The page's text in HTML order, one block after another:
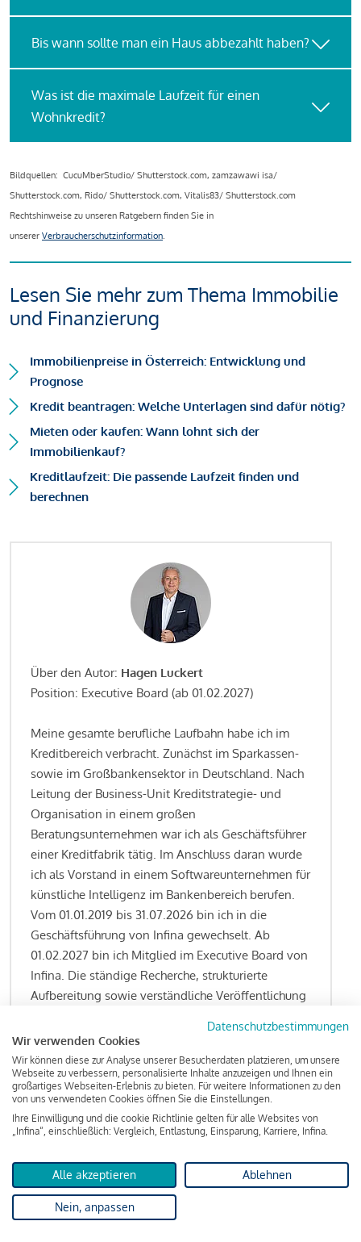
Bis wann sollte man ein Haus abbezahlt haben?
Was ist die maximale Laufzeit für einen
Wohnkredit?
Bildquellen: CucuMberStudio/ Shutterstock.com, zamzawawi isa/
Shutterstock.com, Rido/ Shutterstock.com, Vitalis83/ Shutterstock.com
Rechtshinweise zu unseren Ratgebern finden Sie in
unserer Verbraucherschutzinformation.
Lesen Sie mehr zum Thema Immobilie
und Finanzierung
Immobilienpreise in Österreich: Entwicklung und
Prognose
Kredit beantragen: Welche Unterlagen sind dafür nötig?
Mieten oder kaufen: Wann lohnt sich der
Immobilienkauf?
Kreditlaufzeit: Die passende Laufzeit finden und
berechnen
Über den Autor: Hagen Luckert
Position: Executive Board (ab 01.02.2027)
Meine gesamte berufliche Laufbahn habe ich im
Kreditbereich verbracht. Zunächst im Sparkassen-
sowie im Großbankensektor in Deutschland. Nach
Leitung der Business-Unit Kreditstrategie- und
Organisation in einem großen
Beratungsunternehmen war ich als Geschäftsführer
einer Kreditfabrik tätig. Im Anschluss daran wurde
ich als Vorstand in einem Softwareunternehmen für
künstliche Intelligenz im Bankenbereich berufen.
Vom 01.01.2019 bis 31.07.2026 bin ich in die
Geschäftsführung von Infina gewechselt. Ab
01.02.2027 bin ich Mitglied im Executive Board von
Infina. Die ständige Recherche, strukturierte
Aufbereitung sowie verständliche Veröffentlichung
Kreditgeschäft gehören zu den wesentlichen
Schwerpunktsetzungen meiner Funktion.
Lesen Sie meine Finanzierungs-Tipps
KreditindexDas Wohnkredit Barometer
Datenschutzbestimmungen
Wir verwenden Cookies
Wir können diese zur Analyse unserer Besucherdaten platzieren, um unsere
Webseite zu verbessern, personalisierte Inhalte anzuzeigen und Ihnen ein
großartiges Webseiten-Erlebnis zu bieten. Für weitere Informationen zu den
von uns verwendeten Cookies öffnen Sie die Einstellungen.
Ihre Einwilligung und die cookie Richtlinie gelten für alle Websites von
„Infina“, einschließlich: Vergleich, Entlastung, Einsparung, Karriere, Infina.
Alle akzeptieren Ablehnen
Nein, anpassen